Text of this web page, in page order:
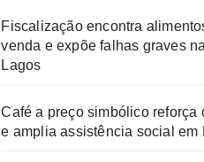
Fiscalização encontra
venda e expõe falhas graves
Lagos
Café a preço simbólico reforça
e amplia assistência social em